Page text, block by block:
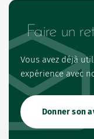
Faire un
Vous avez déjà
expérience avec
Donner son